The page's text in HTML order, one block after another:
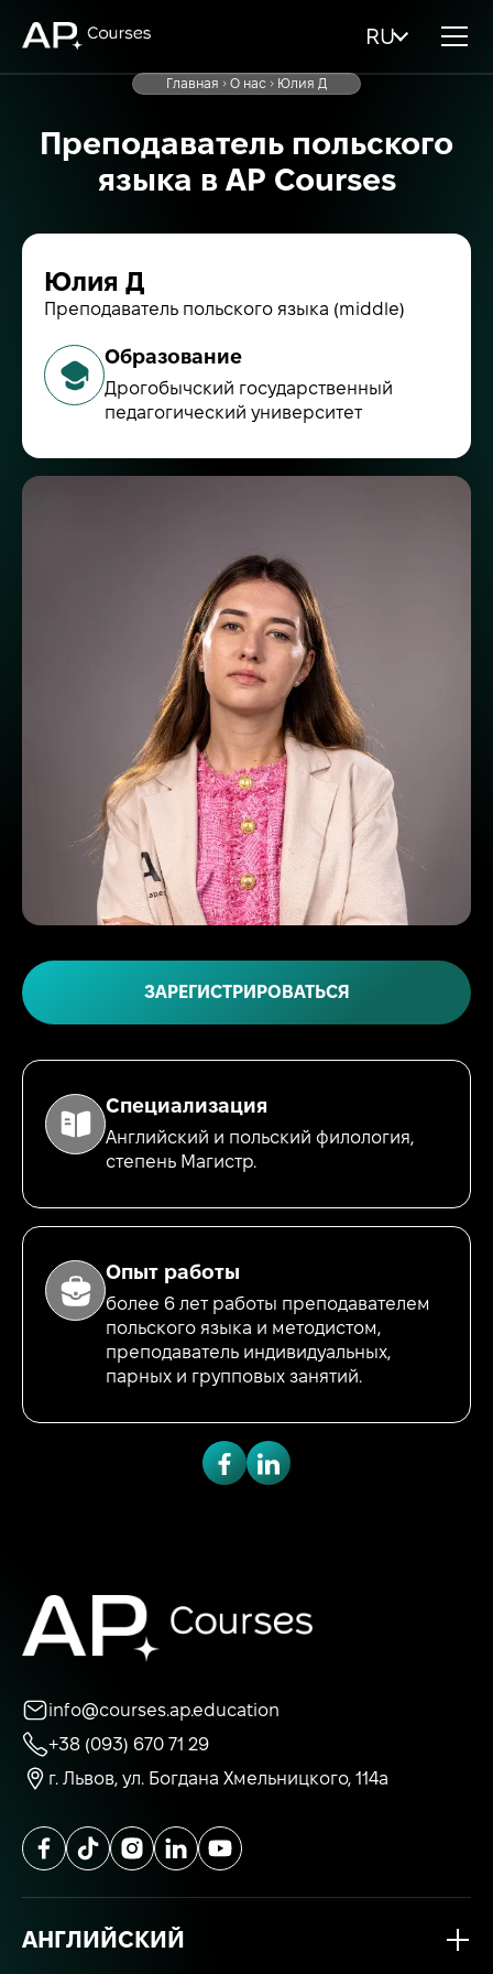
RU
Главная О нас Юлия Д
Преподаватель польского
языка в AP Courses
Юлия Д
Преподаватель польского языка (middle)
Образование
Дрогобычский государственный
педагогический университет
Специализация
Английский и польский филология,
степень Магистр.
Опыт работы
более 6 лет работы преподавателем
польского языка и методистом,
преподаватель индивидуальных,
парных и групповых занятий.
ЗАРЕГИСТРИРОВАТЬСЯ
info@courses.ap.education
+38 (093) 670 71 29
г. Львов, ул. Богдана Хмельницкого, 114а
АНГЛИЙСКИЙ